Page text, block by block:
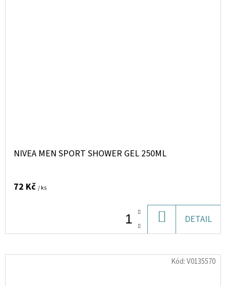
NIVEA MEN SPORT SHOWER GEL 250ML
72 Kč / ks
KOŠÍKU
DETAIL
Kód:V0135570